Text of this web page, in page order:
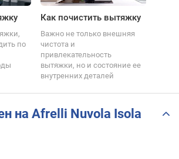
по
Как почистить вытяжку
Важно не только внешняя
чистота и
привлекательность
вытяжки, но и состояние ее
внутренних деталей
на Afrelli Nuvola Isola